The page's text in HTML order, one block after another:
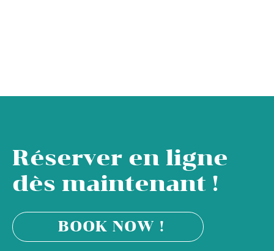
Réserver en ligne
dès maintenant !
BOOK NOW !